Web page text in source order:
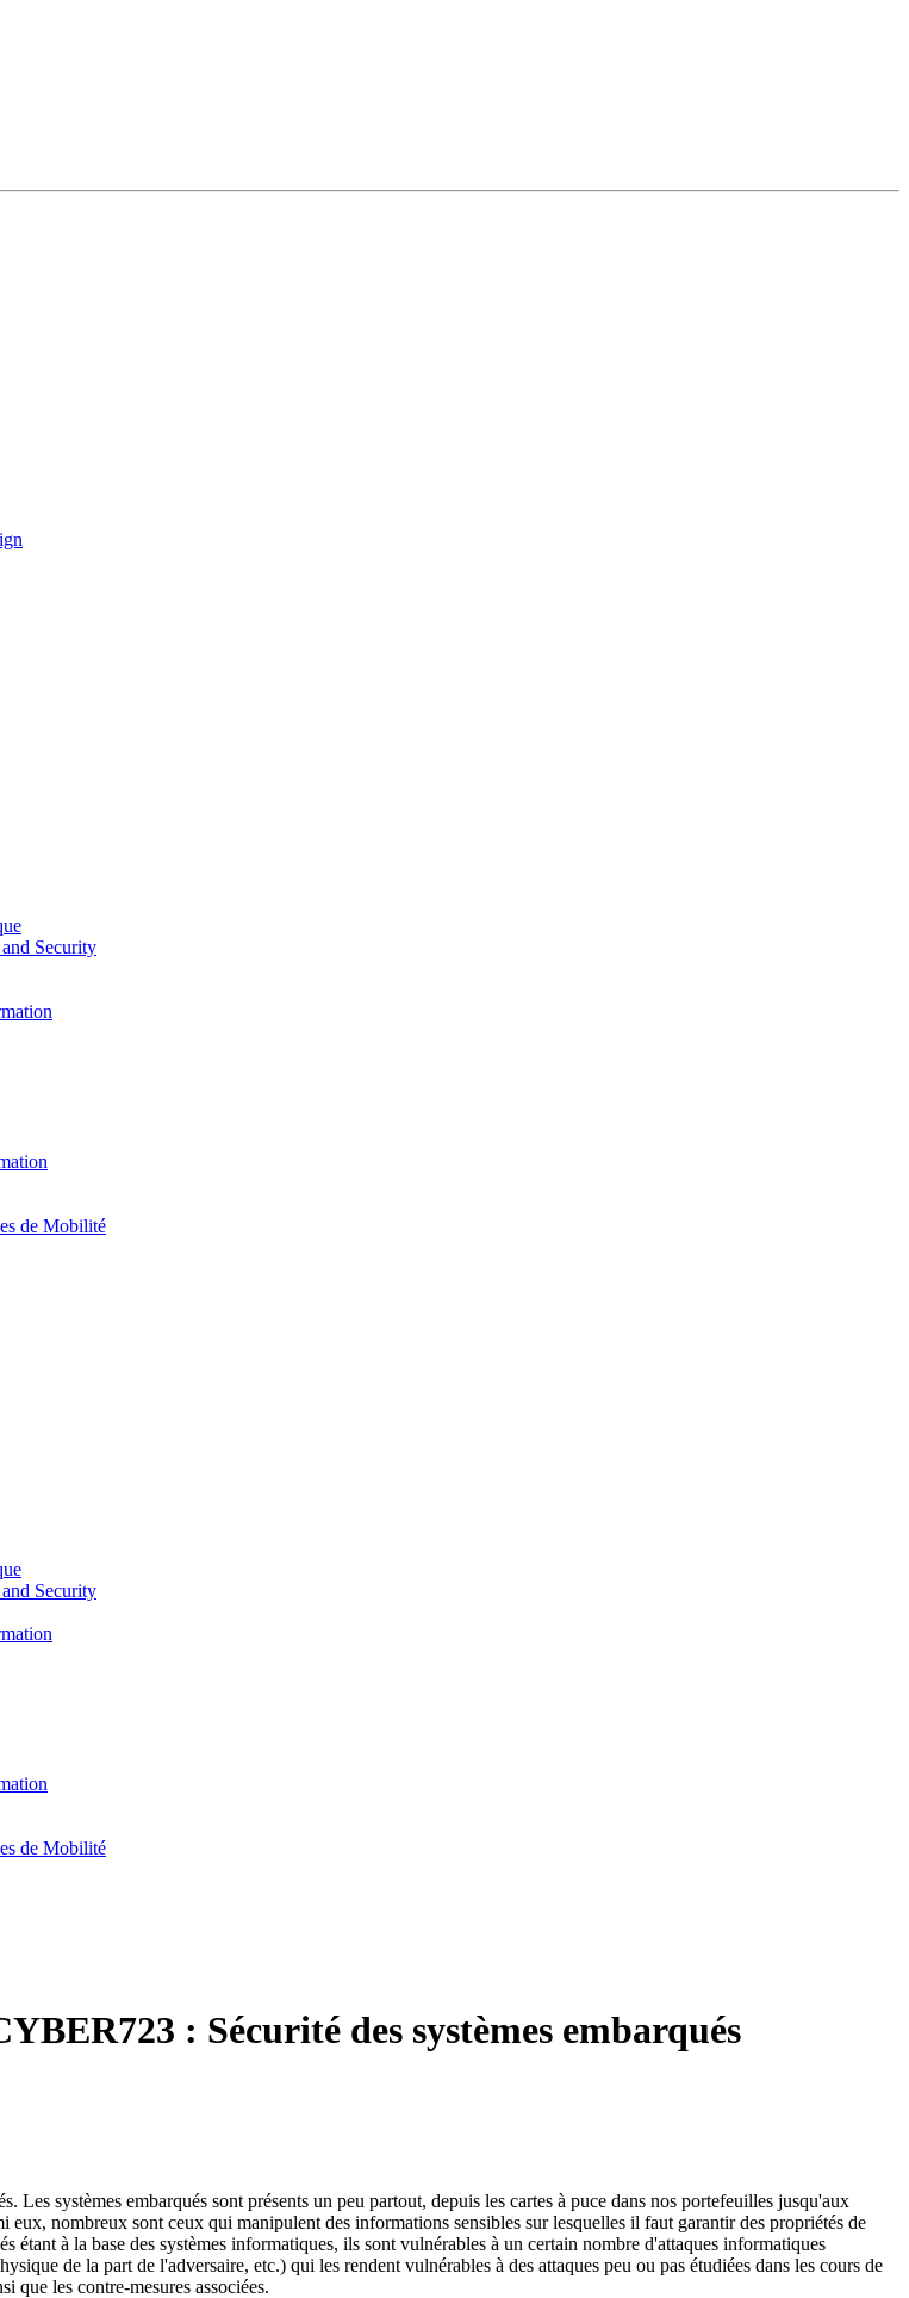
Security
de Mobilité
Security
de Mobilité
: Sécurité des systèmes embarqués
systèmes embarqués sont présents un peu partout, depuis les cartes à puce dans nos portefeuilles jusqu'aux
nombreux sont ceux qui manipulent des informations sensibles sur lesquelles il faut garantir des propriétés de
à la base des systèmes informatiques, ils sont vulnérables à un certain nombre d'attaques informatiques
de la part de l'adversaire, etc.) qui les rendent vulnérables à des attaques peu ou pas étudiées dans les cours de
que les contre-mesures associées.